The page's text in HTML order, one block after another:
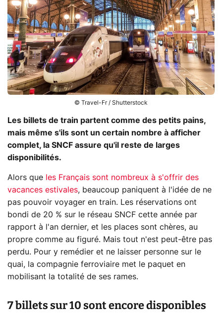
© Travel-Fr / Shutterstock
Les billets de train partent comme des petits pains,
mais même s'ils sont un certain nombre à afficher
complet, la SNCF assure qu'il reste de larges
disponibilités.
Alors que les Français sont nombreux à s'offrir des
vacances estivales, beaucoup paniquent à l'idée de ne
pas pouvoir voyager en train. Les réservations ont
bondi de 20 % sur le réseau SNCF cette année par
rapport à l'an dernier, et les places sont chères, au
propre comme au figuré. Mais tout n'est peut-être pas
perdu. Pour y remédier et ne laisser personne sur le
quai, la compagnie ferroviaire met le paquet en
mobilisant la totalité de ses rames.
7 billets sur 10 sont encore disponibles